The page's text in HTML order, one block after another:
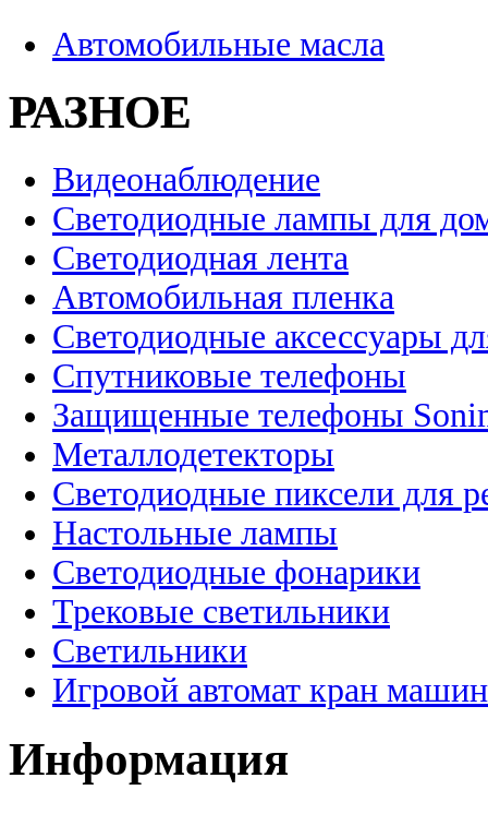
Автомобильные масла
РАЗНОЕ
Видеонаблюдение
Светодиодные лампы для
Светодиодная лента
Автомобильная пленка
Светодиодные аксессуары
Спутниковые телефоны
Защищенные телефоны
Металлодетекторы
Светодиодные пиксели для
Настольные лампы
Светодиодные фонарики
Трековые светильники
Светильники
Игровой автомат кран
Информация